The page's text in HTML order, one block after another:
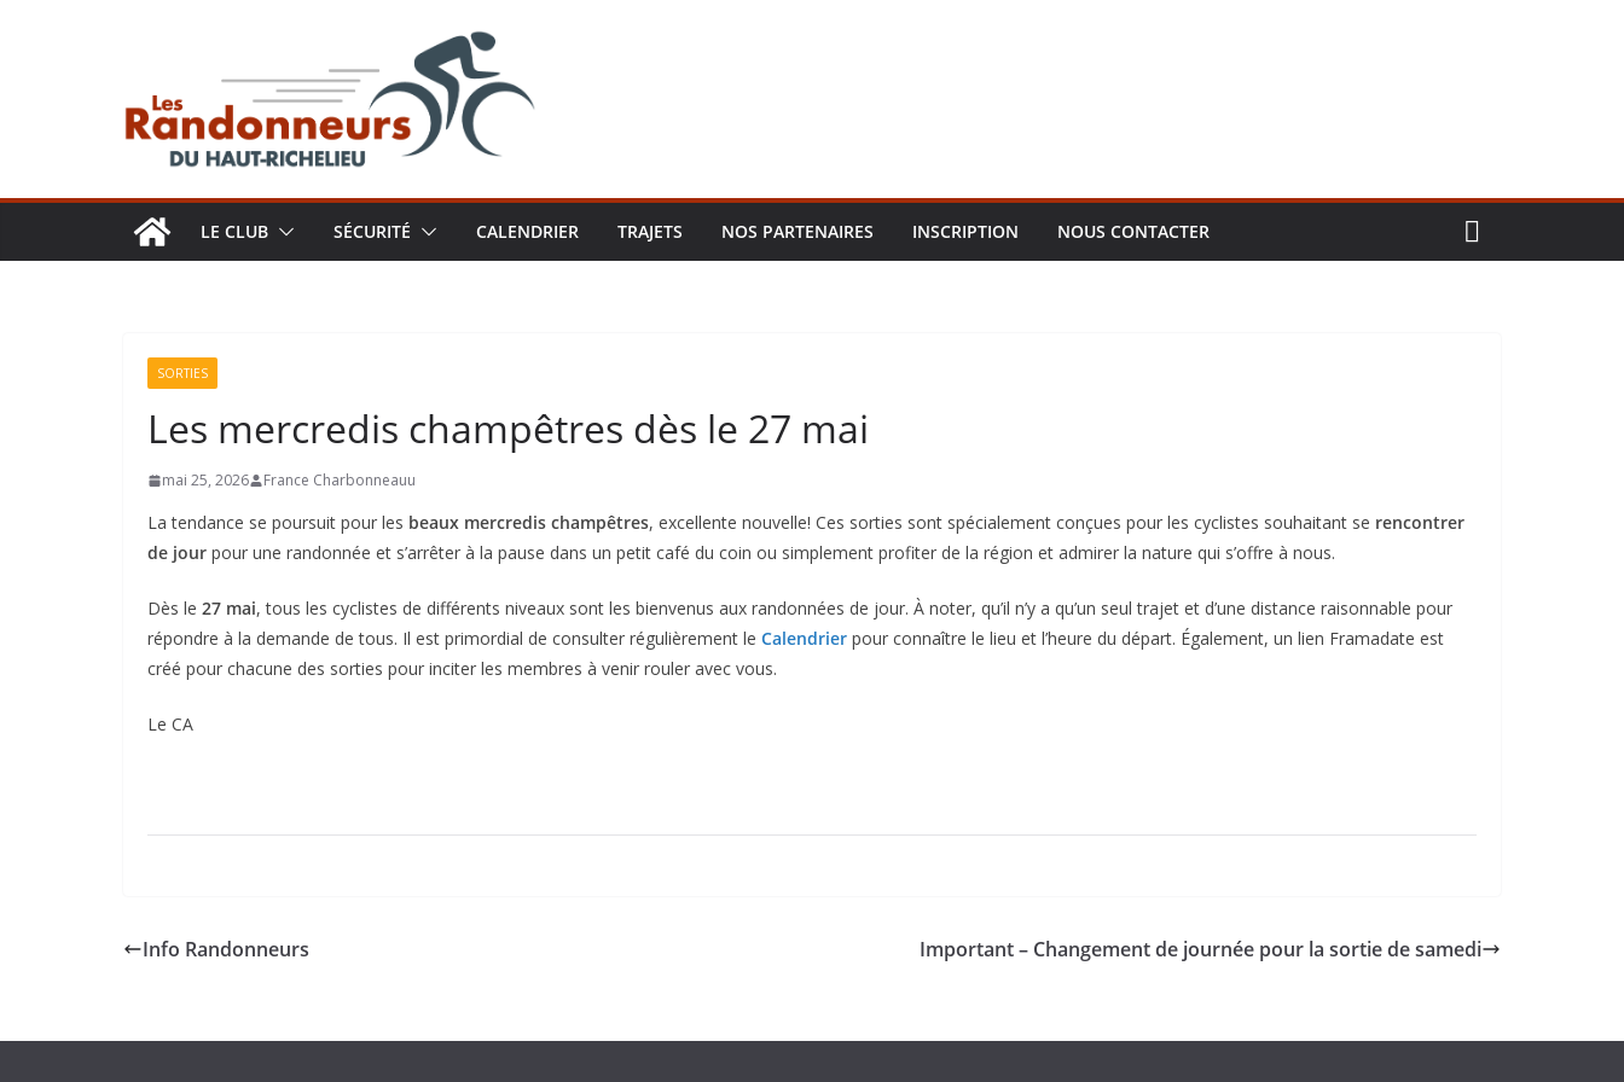
LE CLUB SÉCURITÉ CALENDRIER TRAJETS NOS PARTENAIRES INSCRIPTION NOUS CONTACTER
SORTIES
Les mercredis champêtres dès le 27 mai
mai 25, 2026 France Charbonneauu
La tendance se poursuit pour les beaux mercredis champêtres, excellente nouvelle! Ces sorties sont spécialement conçues pour les cyclistes souhaitant se rencontrer
de jour pour une randonnée et s’arrêter à la pause dans un petit café du coin ou simplement profiter de la région et admirer la nature qui s’offre à nous.
Dès le 27 mai, tous les cyclistes de différents niveaux sont les bienvenus aux randonnées de jour. À noter, qu’il n’y a qu’un seul trajet et d’une distance raisonnable pour
répondre à la demande de tous. Il est primordial de consulter régulièrement le Calendrier pour connaître le lieu et l’heure du départ. Également, un lien Framadate est
créé pour chacune des sorties pour inciter les membres à venir rouler avec vous.
Le CA
Info Randonneurs Important – Changement de journée pour la sortie de samedi